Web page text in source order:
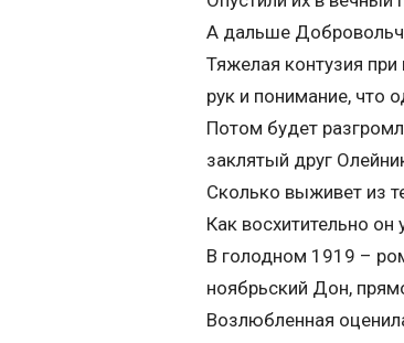
А дальше
Тяжелая контузия
рук и понимание, что
Потом будет
заклятый друг
Сколько выживет из
Как восхитительно
В голодном 1919 –
ноябрьский Дон,
Возлюбленная